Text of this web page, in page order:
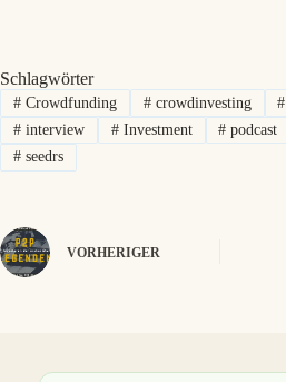
Schlagwörter
#Crowdfunding #crowdinvesting #
#interview #Investment # podcast
#seedrs
VORHERIGER